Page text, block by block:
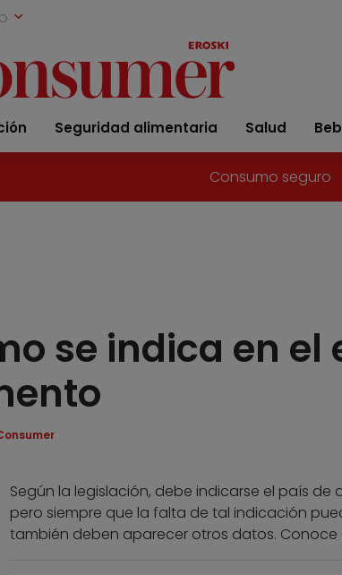
Seguridad alimentaria Salud
Consumo seguro
se indica en
Según la legislación, debe indicarse el país
pero siempre que la falta de tal indicación
también deben aparecer otros datos. Conoce